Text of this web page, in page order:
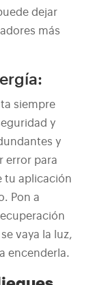
dejar
más
siempre
y
y
error para
tu aplicación
Pon a
vaya la luz,
encenderla.